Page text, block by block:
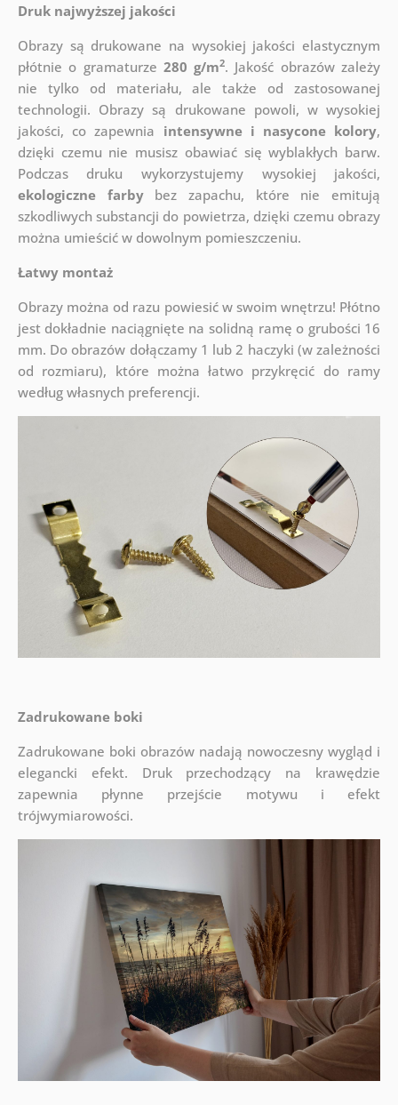
Druk najwyższej jakości
Obrazy są drukowane na wysokiej jakości elastycznym
płótnie o gramaturze 280 g/m2. Jakość obrazów zależy
nie tylko od materiału, ale także od zastosowanej
technologii. Obrazy są drukowane powoli, w wysokiej
jakości, co zapewnia intensywne i nasycone kolory,
dzięki czemu nie musisz obawiać się wyblakłych barw.
Podczas druku wykorzystujemy wysokiej jakości,
ekologiczne farbybez zapachu, które nie emitują
szkodliwych substancji do powietrza, dzięki czemu obrazy
można umieścić w dowolnym pomieszczeniu.
Łatwy montaż
Obrazy można od razu powiesić w swoim wnętrzu! Płótno
jest dokładnie naciągnięte na solidną ramę o grubości 16
mm. Do obrazów dołączamy 1 lub 2 haczyki (w zależności
od rozmiaru), które można łatwo przykręcić do ramy
według własnych preferencji.
Zadrukowane boki
Zadrukowane boki obrazów nadają nowoczesny wygląd i
elegancki efekt. Druk przechodzący na krawędzie
zapewnia płynne przejście motywu i efekt
trójwymiarowości.